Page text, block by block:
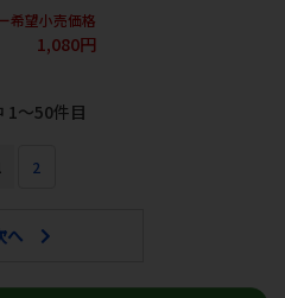
希望小売価格
1,080円
1〜50件目
2